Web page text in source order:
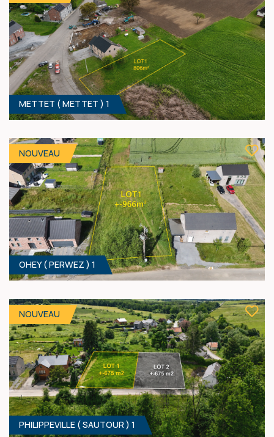
Prix sur demande
100 000 € HF*
METTET ( METTET ) 1
OHEY ( PERWEZ ) 1
NOUVEAU
PHILIPPEVILLE ( SAUTOUR ) 1
NOUVEAU